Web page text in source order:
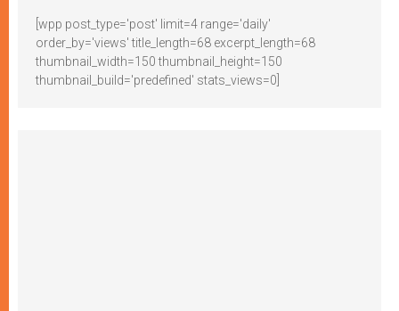
[wpp post_type='post' limit=4 range='daily'
order_by='views' title_length=68 excerpt_length=68
thumbnail_width=150 thumbnail_height=150
thumbnail_build='predefined' stats_views=0]